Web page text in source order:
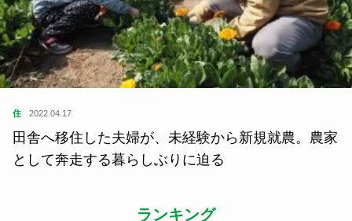
住 2022.04.17
田舎へ移住した夫婦が、未経験から新規就農。農家
として奔走する暮らしぶりに迫る
ランキング